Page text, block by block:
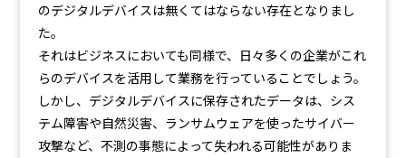
ネットワーク
メールサービス
ホスティングサービス
テックブログ
個人向けサイトはこちら
お問い合わせ
のデジタルデバイスは無くてはならない存在となりまし
た。
それはビジネスにおいても同様で、日々多くの企業がこれ
らのデバイスを活用して業務を行っていることでしょう。
しかし、デジタルデバイスに保存されたデータは、シス
テム障害や自然災害、ランサムウェアを使ったサイバー
攻撃など、不測の事態によって失われる可能性がありま